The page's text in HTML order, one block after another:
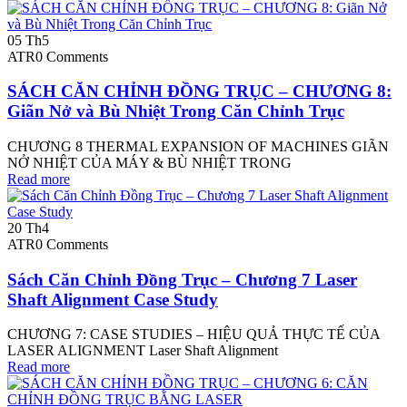
05 Th5
ATR0 Comments
SÁCH CĂN CHỈNH ĐỒNG TRỤC – CHƯƠNG 8:
Giãn Nở và Bù Nhiệt Trong Căn Chỉnh Trục
CHƯƠNG 8 THERMAL EXPANSION OF MACHINES GIÃN
NỞ NHIỆT CỦA MÁY & BÙ NHIỆT TRONG
Read more
20 Th4
ATR0 Comments
Sách Căn Chỉnh Đồng Trục – Chương 7 Laser
Shaft Alignment Case Study
CHƯƠNG 7: CASE STUDIES – HIỆU QUẢ THỰC TẾ CỦA
LASER ALIGNMENT Laser Shaft Alignment
Read more